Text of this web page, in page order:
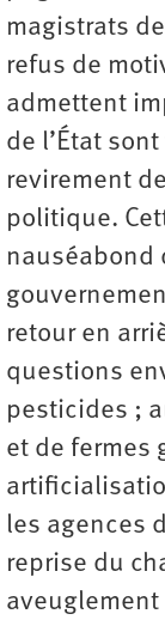
magistrats
refus de
admettent
de l’État
revirement
politique.
nauséabond
retour en
questions
pesticides ;
et de fermes
les agences
reprise du